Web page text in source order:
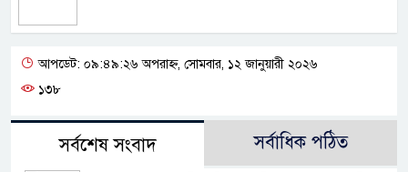
আপডেট: ০৯:৪৯:২৬ অপরাহ্ন, সোমবার, ১২ জানুয়ারী ২০২৬
১৩৮
সর্বশেষ সংবাদ সর্বাধিক পঠিত